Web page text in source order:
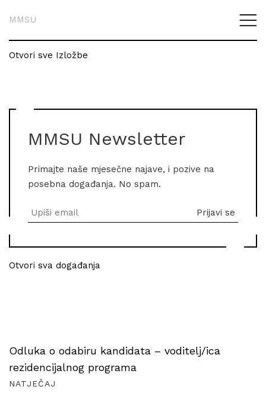
MMSU
Otvori sve Izložbe
MMSU Newsletter
Primajte naše mjesečne najave, i pozive na
posebna događanja. No spam.
Otvori sva događanja
Odluka o odabiru kandidata – voditelj/ica
rezidencijalnog programa
NATJEČAJ